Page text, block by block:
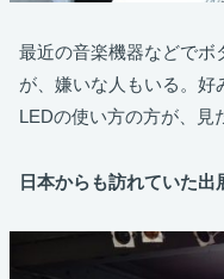
最近の音楽機器などでボ
が、嫌いな人もいる。好
LEDの使い方の方が、見
日本からも訪れていた出